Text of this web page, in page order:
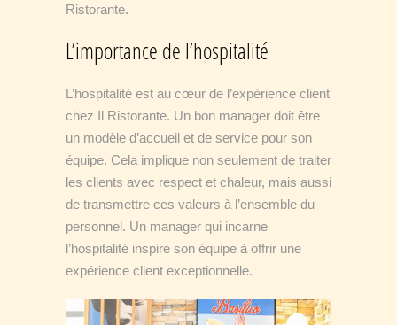
Ristorante.
L’importance de l’hospitalité
L’hospitalité est au cœur de l’expérience client
chez Il Ristorante. Un bon manager doit être
un modèle d’accueil et de service pour son
équipe. Cela implique non seulement de traiter
les clients avec respect et chaleur, mais aussi
de transmettre ces valeurs à l’ensemble du
personnel. Un manager qui incarne
l’hospitalité inspire son équipe à offrir une
expérience client exceptionnelle.